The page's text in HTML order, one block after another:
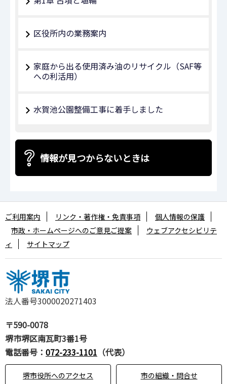
区役所内の業務案内
家庭から出る使用済み油のリサイクル（SAF等
への利活用）
水賀池公園整備工事に着手しました
情報が見つからないときは
法人番号3000020271403
〒590-0078
堺市堺区南瓦町3番1号
電話番号： 072-233-1101 （代表）
堺市役所へのアクセス 市の組織・問合せ
ご利用案内 リンク・著作権・免責事項
個人情報の保護
市政・ホームページへのご意見ご提案
ウェブアクセシビリテ
ィ
サイトマップ